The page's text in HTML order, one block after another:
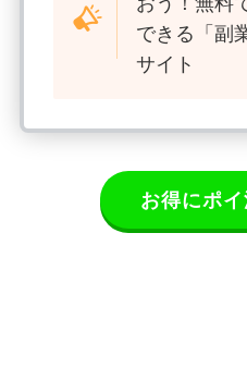
できる「副
サイト
お得にポイ